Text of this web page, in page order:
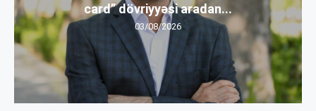
card” dövriyyəsi aradan...
03/08/2026